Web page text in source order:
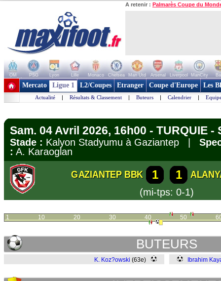
A retenir : Palmarès Coupe du
OM PSG Lyon Lille Monaco Chelsea Man Utd Arsenal Liverpool ManCity
+ de clubs
Mercato Ligue 1 L2/Coupes Etranger Coupe d'Europe Les
Actualité | Résultats & Classement | Buteurs | Calendrier |
Sam. 04 Avril 2026, 16h00 - TURQUIE -
Stade : Kalyon Stadyumu à Gaziantep |
: A. Karaoglan
GAZIANTEP BBK 1 1
(mi-tps: 0-1)
1 10 20 30 40 50
BUTEURS
K. Koz?owski (63e) Ibrahim